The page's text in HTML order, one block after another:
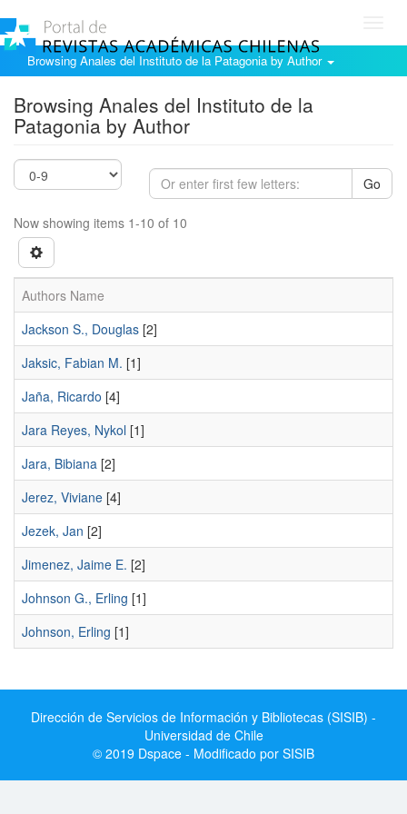
Browsing Anales del Instituto de la Patagonia by Author
Browsing Anales del Instituto de la
Patagonia by Author
Go
Now showing items 1-10 of 10
Authors Name
Jackson S., Douglas [2]
Jaksic, Fabian M. [1]
Jaña, Ricardo [4]
Jara Reyes, Nykol [1]
Jara, Bibiana [2]
Jerez, Viviane [4]
Jezek, Jan [2]
Jimenez, Jaime E. [2]
Johnson G., Erling [1]
Johnson, Erling [1]
Dirección de Servicios de Información y Bibliotecas (SISIB) -
Universidad de Chile
© 2019 Dspace - Modificado por SISIB